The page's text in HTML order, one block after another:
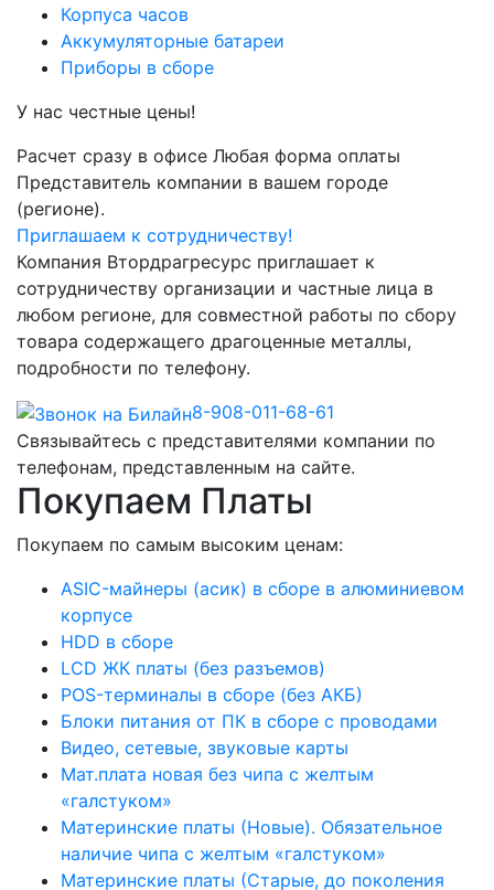
Корпуса часов
Аккумуляторные батареи
Приборы в сборе
У нас честные цены!
Расчет сразу в офисе Любая форма оплаты
Представитель компании в вашем городе
(регионе).
Приглашаем к сотрудничеству!
Компания Втордрагресурс приглашает к
сотрудничеству организации и частные лица в
любом регионе, для совместной работы по сбору
товара содержащего драгоценные металлы,
подробности по телефону.
8-908-011-68-61
Связывайтесь с представителями компании по
телефонам, представленным на сайте.
Покупаем Платы
Покупаем по самым высоким ценам:
ASIC-майнеры (асик) в сборе в алюминиевом
корпусе
HDD в сборе
LCD ЖК платы (без разъемов)
POS-терминалы в сборе (без АКБ)
Блоки питания от ПК в сборе с проводами
Видео, сетевые, звуковые карты
Мат.плата новая без чипа с желтым
«галстуком»
Материнские платы (Новые). Обязательное
наличие чипа с желтым «галстуком»
Материнские платы (Старые, до поколения